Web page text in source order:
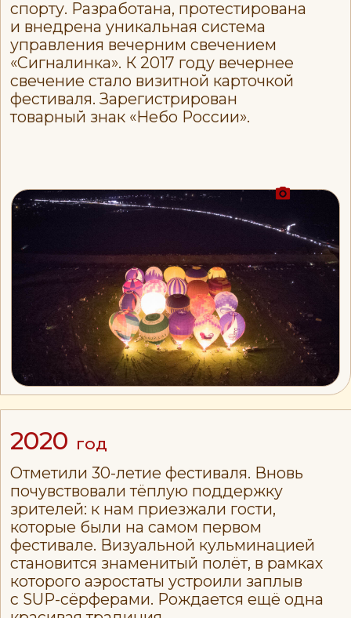
2023 год
Фестиваль обретает постоянную
площадку в Спасском районе
Рязанской области. При поддержке
Правительства Рязанской области
культурная программа впервые длится
2024 год
Фестиваль собирает рекордную
75 000 гостей и стал лауреатом Первой
индустрий Рязанской области.
Мы победили в номинации «Рязанский
бренд. События».